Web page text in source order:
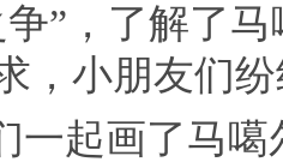
”，了解了
，小朋友们
一起画了马